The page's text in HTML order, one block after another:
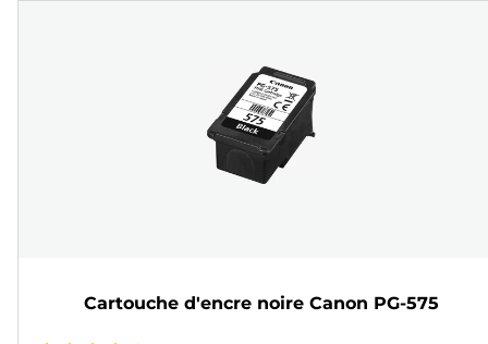
Cartouche d'encre noire Canon PG-575